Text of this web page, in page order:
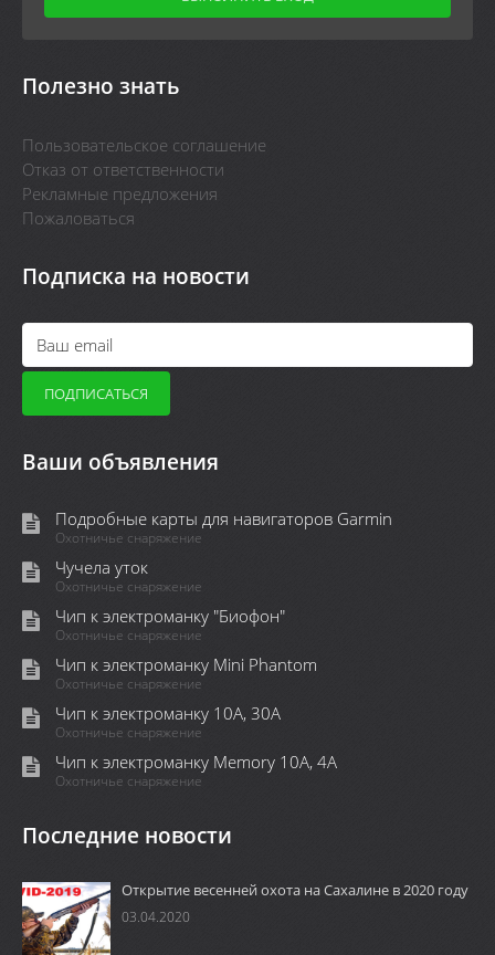
Полезно знать
Пользовательское соглашение
Отказ от ответственности
Рекламные предложения
Пожаловаться
Подписка на новости
Ваши объявления
Подробные карты для навигаторов Garmin
Охотничье снаряжение
Чучела уток
Охотничье снаряжение
Чип к электроманку "Биофон"
Охотничье снаряжение
Чип к электроманку Mini Phantom
Охотничье снаряжение
Чип к электроманку 10А, 30А
Охотничье снаряжение
Чип к электроманку Memory 10A, 4А
Охотничье снаряжение
Последние новости
Открытие весенней охота на Сахалине в 2020 году
03.04.2020